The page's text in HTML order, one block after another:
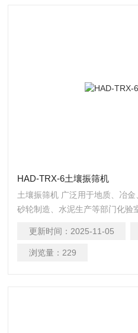
HAD-TRX-6土壤振筛机
土壤振筛机 广泛用于地质、冶金
砂轮制造、水泥生产等部门化验
更新时间： 2025-11-05
浏览量： 229